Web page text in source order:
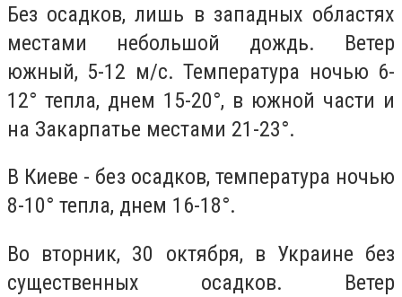
Без осадков, лишь в западных областях
местами небольшой дождь. Ветер
южный, 5-12 м/с. Температура ночью 6-
12° тепла, днем 15-20°, в южной части и
на Закарпатье местами 21-23°.
В Киеве - без осадков, температура ночью
8-10° тепла, днем 16-18°.
Во вторник, 30 октября, в Украине без
существенных осадков. Ветер